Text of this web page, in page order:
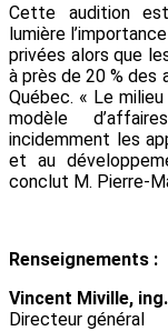
Cette audition
lumière
privées alors que
à près de 20 % des
Québec. « Le
modèle
incidemment les
et au
conclut M. Pierre-
Renseignements :
Vincent Miville,
Directeur général